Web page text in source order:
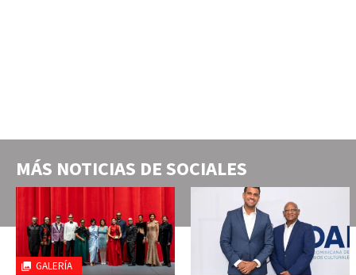
MÁS NOTICIAS DESOCIALES
GALERÍA